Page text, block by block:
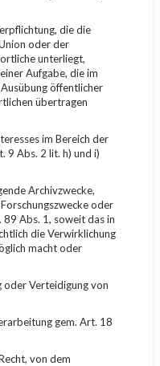
die die
oder der
unterliegt,
Aufgabe, die im
öffentlicher
übertragen
im Bereich der
9 Abs. 2 lit. h) und i)
Archivzwecke,
oder
Abs. 1, soweit das in
die Verwirklichung
macht oder
oder Verteidigung von
gem. Art. 18
von dem